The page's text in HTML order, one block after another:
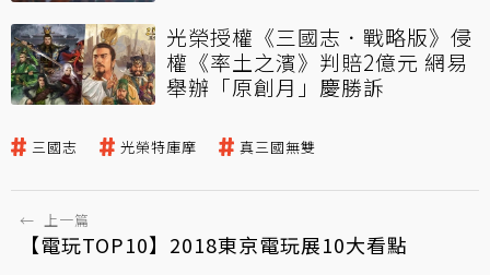
光榮授權《三國志．戰略版》侵
權《率土之濱》判賠2億元 網易
舉辦「原創月」慶勝訴
三國志 光榮特庫摩 真三國無雙
← 上一篇
【電玩TOP10】2018東京電玩展10大看點